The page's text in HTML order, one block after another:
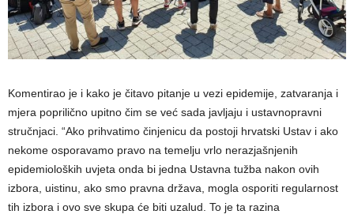
Komentirao je i kako je čitavo pitanje u vezi epidemije, zatvaranja i
mjera poprilično upitno čim se već sada javljaju i ustavnopravni
stručnjaci. “Ako prihvatimo činjenicu da postoji hrvatski Ustav i ako
nekome osporavamo pravo na temelju vrlo nerazjašnjenih
epidemioloških uvjeta onda bi jedna Ustavna tužba nakon ovih
izbora, uistinu, ako smo pravna država, mogla osporiti regularnost
tih izbora i ovo sve skupa će biti uzalud. To je ta razina